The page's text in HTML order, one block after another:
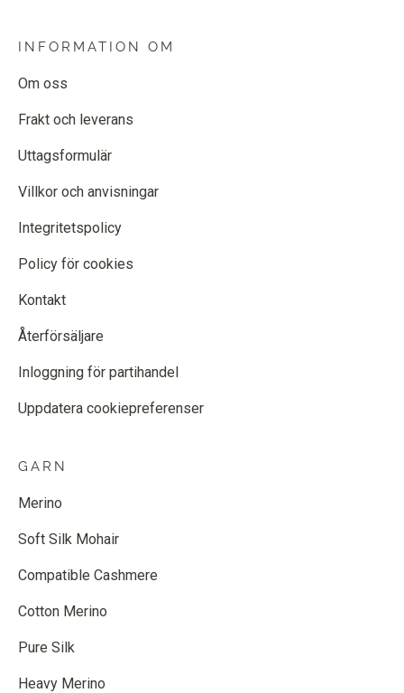
INFORMATION OM
Om oss
Frakt och leverans
Uttagsformulär
Villkor och anvisningar
Integritetspolicy
Policy för cookies
Kontakt
Återförsäljare
Inloggning för partihandel
Uppdatera cookiepreferenser
GARN
Merino
Soft Silk Mohair
Compatible Cashmere
Cotton Merino
Pure Silk
Heavy Merino